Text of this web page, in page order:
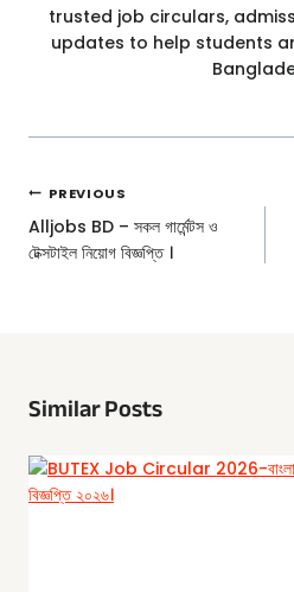
trusted job circulars,
updates to help students
Post
Navigation
PREVIOUS
Alljobs BD – সকল গার্মেন্টস ও
টেক্সটাইল নিয়োগ বিজ্ঞপ্তি ।
Similar Posts